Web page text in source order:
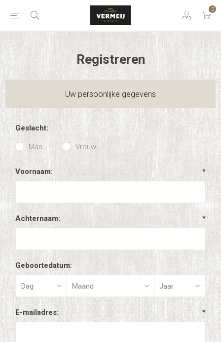
0
Registreren
Uw persoonlijke gegevens
Geslacht:
Man Vrouw
Voornaam: *
Achternaam: *
Geboortedatum:
E-mailadres: *